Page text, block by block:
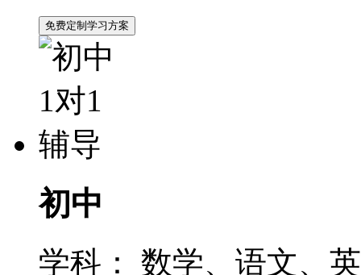
免费定制学习方案
初中
学科： 数学、语文、